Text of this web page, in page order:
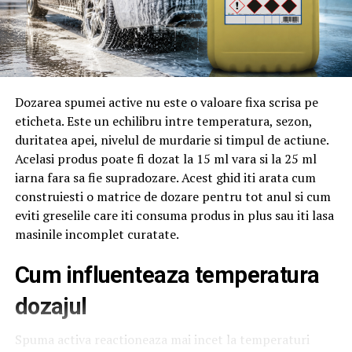
Adina Elena (adevarata fata care demonstreaza cele
dezvaluite si de Observatorul Prahovean), fost
„Presedinte interimar PMP Ploiesti”, lidera
consilierilor județeni PMP Prahova, avocat, jurist la
„Limbaj necivilizat, obscen, trivial si vulgar utilizat
pentru membrii PMP Prahova (inclusiv pentru
seniorii din acest partid) de catre: o femeie (?), sefa
de grup PMP in Consiliul Judetean Prahova,
Presedinte interimar PMP Ploiesti si Presedinte al
Comisiei Naționale de Arbitraj si Integritate a
PMP/Uneltele Catalinei Bozianu/ Inregistrari”,
precum si alte articole din arhiva ziarului pe aceeasi
Limbaj necivilizat, obscen,
trivial si vulgar utilizat
Dozarea spumei active nu este o valoare fixa scrisa pe
eticheta. Este un echilibru intre temperatura, sezon,
duritatea apei, nivelul de murdarie si timpul de actiune.
Acelasi produs poate fi dozat la 15 ml vara si la 25 ml
iarna fara sa fie supradozare. Acest ghid iti arata cum
construiesti o matrice de dozare pentru tot anul si cum
eviti greselile care iti consuma produs in plus sau iti lasa
masinile incomplet curatate.
Cum influenteaza temperatura
dozajul
Spuma activa reactioneaza mai incet la temperaturi